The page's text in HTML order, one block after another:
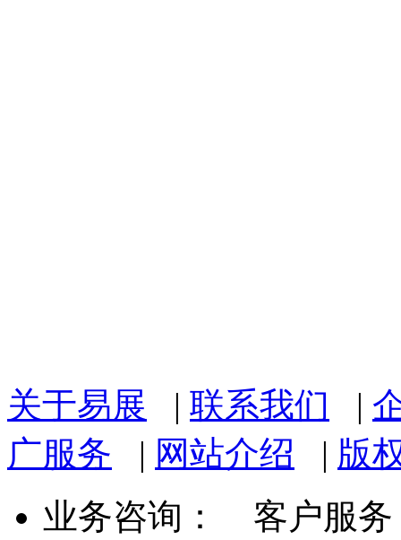
关于易展 | 联系我们 |
广服务 | 网站介绍 | 版
业务咨询：
客户服务